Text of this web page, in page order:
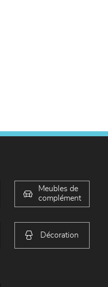
Meubles de
complément
Décoration